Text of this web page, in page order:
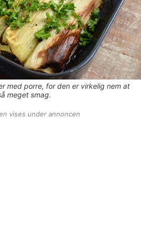
med porre, for den er virkelig nem at
meget smag.
vises under annoncen